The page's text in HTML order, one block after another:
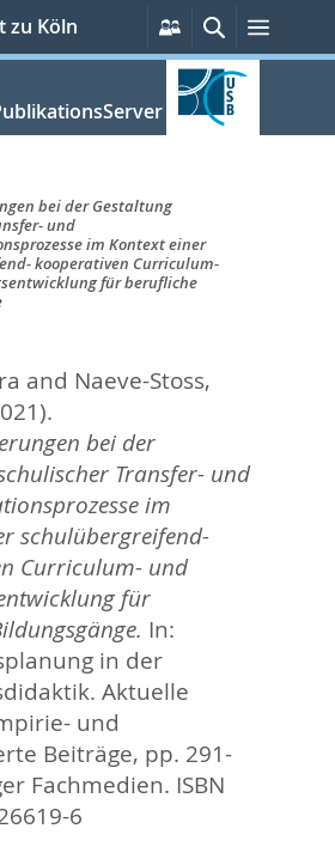
zu Köln
Persönliche
Services
SucheMenü
bei der Gestaltung
und
im Kontext einer
kooperativen Curriculum-
für berufliche
and Naeve-Stoss,
bei der
Transfer- und
im
schulübergreifend-
Curriculum- und
für
In:
in der
Aktuelle
und
Beiträge, pp. 291-
Fachmedien. ISBN
6